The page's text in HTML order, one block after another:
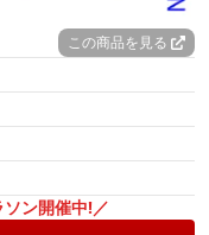
この商品を見る
ン開催中!／